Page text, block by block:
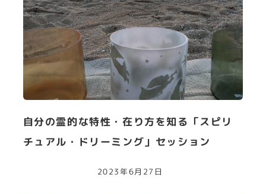
自分の霊的な特性・在り方を知る「スピリ
チュアル・ドリーミング」セッション
2023年6月27日